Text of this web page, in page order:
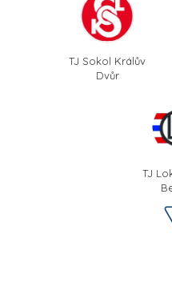
TJ Sokol Králův
Dvůr
TJ